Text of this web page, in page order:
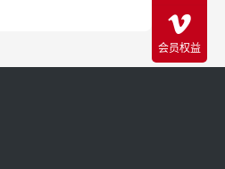
会员权益